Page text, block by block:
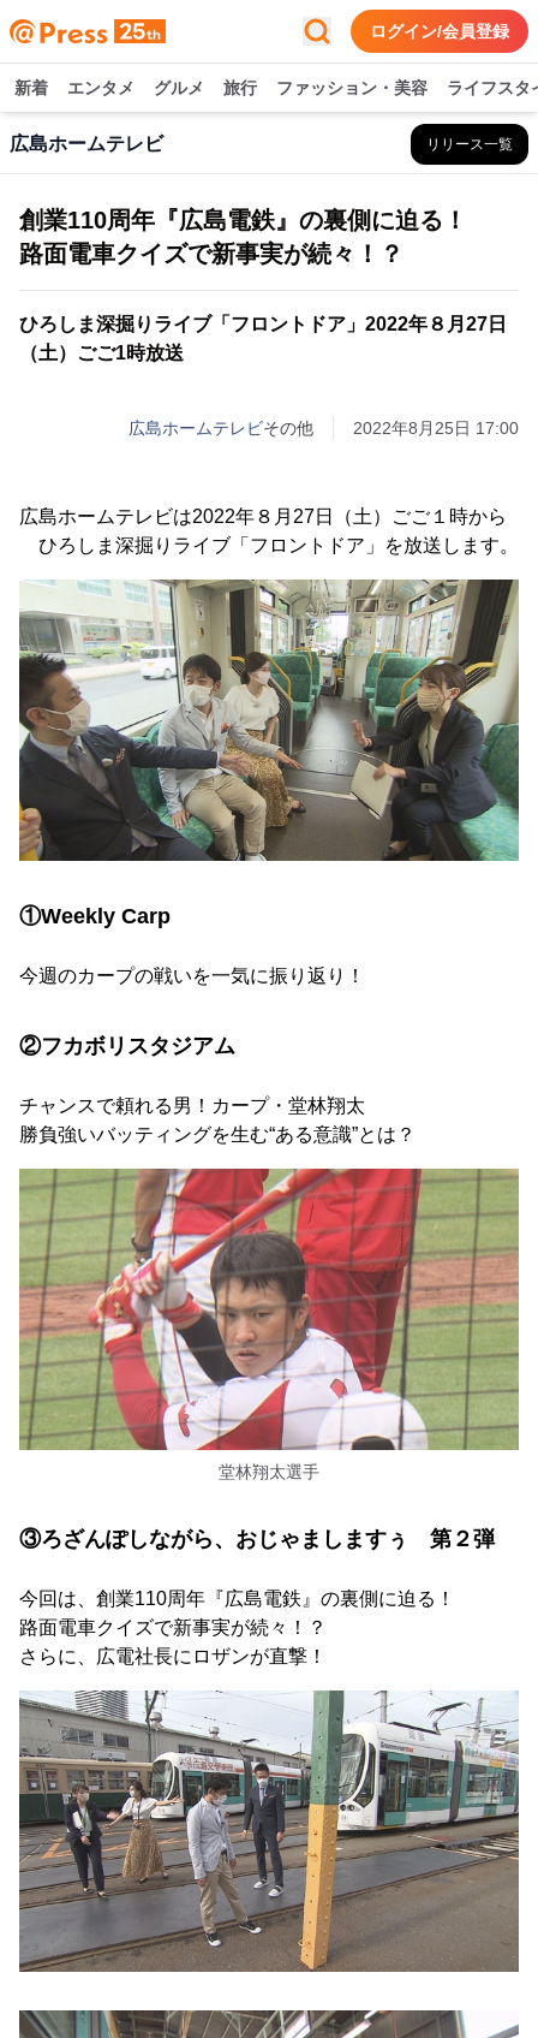
ログイン/会員登録
新着 エンタメ グルメ 旅行 ファッション・美容 ライフスタ
広島ホームテレビ リリース一覧
創業110周年『広島電鉄』の裏側に迫る！
路面電車クイズで新事実が続々！？
ひろしま深掘りライブ「フロントドア」2022年８月27日
（土）ごご1時放送
広島ホームテレビその他 2022年8月25日 17:00
広島ホームテレビは2022年８月27日（土）ごご１時から
ひろしま深掘りライブ「フロントドア」を放送します。
①Weekly Carp
今週のカープの戦いを一気に振り返り！
②フカボリスタジアム
チャンスで頼れる男！カープ・堂林翔太
勝負強いバッティングを生む“ある意識”とは？
堂林翔太選手
③ろざんぽしながら、おじゃましますぅ 第２弾
今回は、創業110周年『広島電鉄』の裏側に迫る！
路面電車クイズで新事実が続々！？
さらに、広電社長にロザンが直撃！